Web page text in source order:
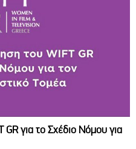
για το Σχέδιο Νόμου για